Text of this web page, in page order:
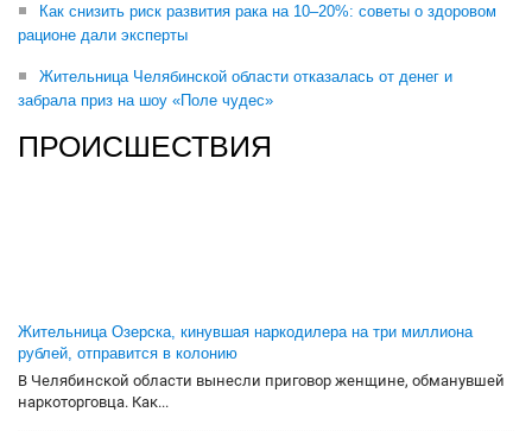
Как снизить риск развития рака на 10–20%: советы о здоровом
рационе дали эксперты
Жительница Челябинской области отказалась от денег и
забрала приз на шоу «Поле чудес»
ПРОИСШЕСТВИЯ
Жительница Озерска, кинувшая наркодилера на три миллиона
рублей, отправится в колонию
В Челябинской области вынесли приговор женщине, обманувшей
наркоторговца. Как...